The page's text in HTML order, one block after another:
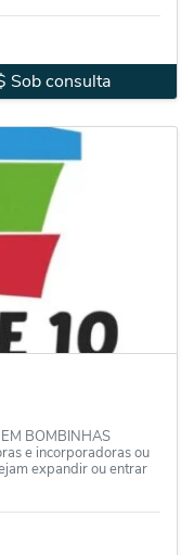
Sob consulta
BOMBINHAS
e incorporadoras ou
expandir ou entrar